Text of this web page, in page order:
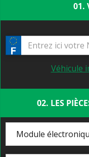
01.
Véhicule
02. LES
Module